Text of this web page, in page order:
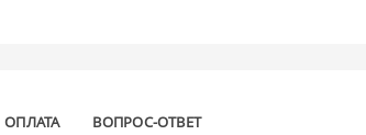
ОПЛАТА ВОПРОС-ОТВЕТ